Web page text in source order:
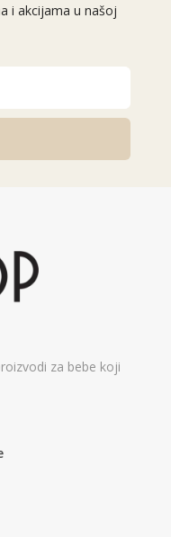
i akcijama u našoj
za bebe koji